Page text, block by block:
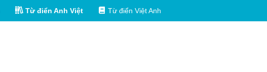
Từ điển Anh Việt Từ điển Việt Anh